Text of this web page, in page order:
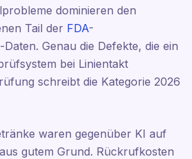
dominieren den
Tail der FDA-
Genau die Defekte, die ein
bei Linientakt
schreibt die Kategorie 2026
waren gegenüber KI auf
gutem Grund. Rückrufkosten